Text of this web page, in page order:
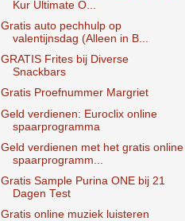
Kur Ultimate O...
Gratis auto pechhulp op
valentijnsdag (Alleen in B...
GRATIS Frites bij Diverse
Snackbars
Gratis Proefnummer Margriet
Geld verdienen: Euroclix online
spaarprogramma
Geld verdienen met het gratis online
spaarprogramm...
Gratis Sample Purina ONE bij 21
Dagen Test
Gratis online muziek luisteren